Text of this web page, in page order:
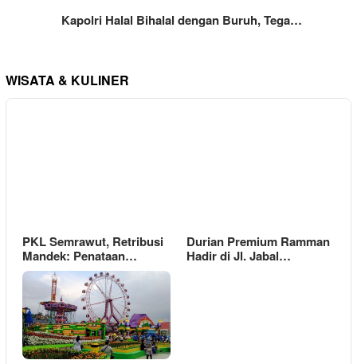
Kapolri Halal Bihalal dengan Buruh, Tega…
WISATA & KULINER
PKL Semrawut, Retribusi
Mandek: Penataan…
Durian Premium Ramman
Hadir di Jl. Jabal…